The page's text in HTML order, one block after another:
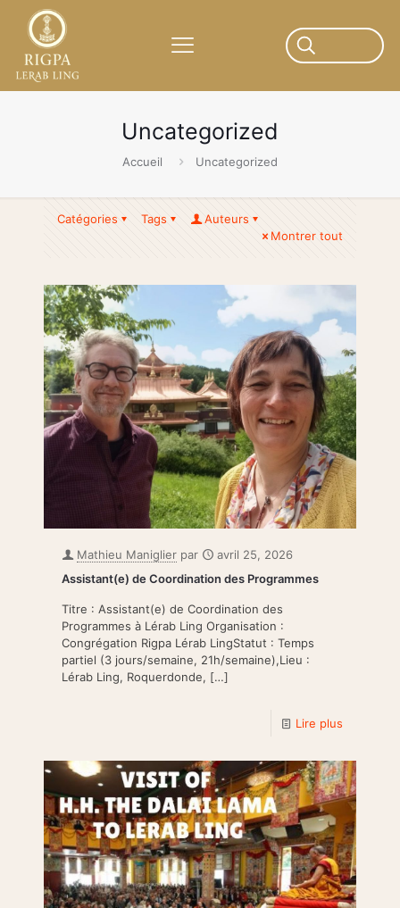
Uncategorized
Accueil Uncategorized
Catégories Tags
Auteurs
Montrer tout
Mathieu Maniglier par
avril 25, 2026
Assistant(e) de Coordination des Programmes
Titre : Assistant(e) de Coordination des
Programmes à Lérab Ling Organisation :
Congrégation Rigpa Lérab LingStatut : Temps
partiel (3 jours/semaine, 21h/semaine),Lieu :
Lérab Ling, Roquerdonde, […]
Lire plus